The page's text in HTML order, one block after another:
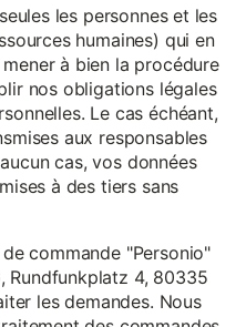
les personnes et les
humaines) qui en
à bien la procédure
nos obligations légales
Le cas échéant,
aux responsables
cas, vos données
à des tiers sans
commande "Personio"
Rundfunkplatz 4, 80335
les demandes. Nous